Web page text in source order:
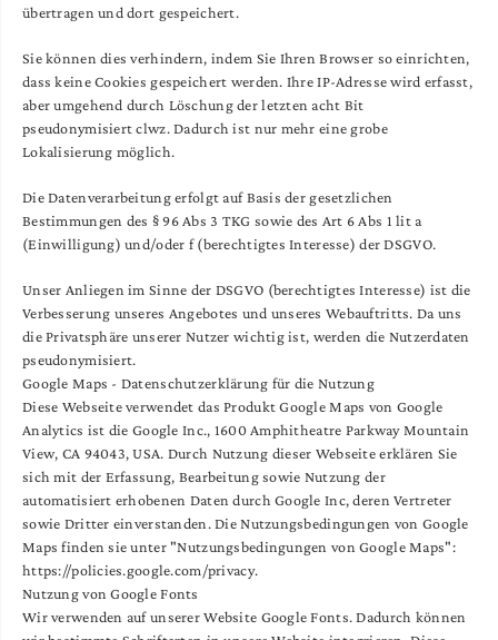
übertragen und dort gespeichert.
Sie können dies verhindern, indem Sie Ihren Browser so einrichten,
dass keine Cookies gespeichert werden. Ihre IP-Adresse wird erfasst,
aber umgehend durch Löschung der letzten acht Bit
pseudonymisiert clwz. Dadurch ist nur mehr eine grobe
Lokalisierung möglich.
Die Datenverarbeitung erfolgt auf Basis der gesetzlichen
Bestimmungen des § 96 Abs 3 TKG sowie des Art 6 Abs 1 lit a
(Einwilligung) und/oder f (berechtigtes Interesse) der DSGVO.
Unser Anliegen im Sinne der DSGVO (berechtigtes Interesse) ist die
Verbesserung unseres Angebotes und unseres Webauftritts. Da uns
die Privatsphäre unserer Nutzer wichtig ist, werden die Nutzerdaten
pseudonymisiert.
Google Maps - Datenschutzerklärung für die Nutzung
Diese Webseite verwendet das Produkt Google Maps von Google
Analytics ist die Google Inc., 1600 Amphitheatre Parkway Mountain
View, CA 94043, USA. Durch Nutzung dieser Webseite erklären Sie
sich mit der Erfassung, Bearbeitung sowie Nutzung der
automatisiert erhobenen Daten durch Google Inc, deren Vertreter
sowie Dritter einverstanden. Die Nutzungsbedingungen von Google
Maps finden sie unter "Nutzungsbedingungen von Google Maps":
https://policies.google.com/privacy.
Nutzung von Google Fonts
Wir verwenden auf unserer Website Google Fonts. Dadurch können